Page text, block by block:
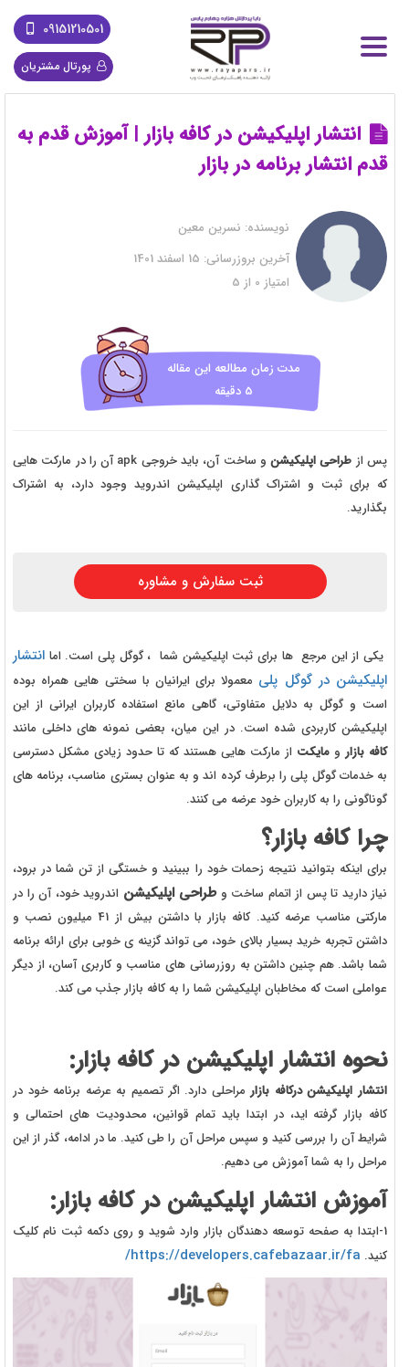
09151210501
پورتال مشتریان
انتشار اپلیکیشن در کافه بازار | آموزش قدم به
قدم انتشار برنامه در بازار
نویسنده: نسرین معین
آخرین بروزرسانی:
امتیاز 0 از 5
مدت زمان مطالعه این مقاله
5 دقیقه
پس از طراحی اپلیکیشن
و ساخت آن، باید خروجی apk آن ‌را در مارکت هایی
که برای ثبت و اشتراک گذاری اپلیکیشن اندروید وجود دارد، به اشتراک
بگذارید.
ثبت سفارش و مشاوره
یکی از این مرجع ها برای ثبت اپلیکیشن شما ، گوگل پلی است. اما انتشار
اپلیکیشن در گوگل پلی معمولا برای ایرانیان با سختی هایی همراه بوده
است و گوگل به دلایل متفاوتی، گاهی مانع استفاده کاربران ایرانی از این
اپلیکیشن کاربردی شده است. در این میان، بعضی نمونه های داخلی مانند
کافه بازار و مایکت از مارکت هایی هستند که تا حدود زیادی مشکل دسترسی
به خدمات گوگل پلی را برطرف کرده اند و به عنوان بستری مناسب، برنامه های
گوناگونی را به کاربران خود عرضه می کنند.
چرا کافه بازار؟
برای اینکه بتوانید نتیجه زحمات خود را ببینید و خستگی از تن شما در برود،
نیاز دارید تا پس از اتمام ساخت وطراحی اپلیکیشن اندروید خود، آن‌ را در
مارکتی مناسب عرضه کنید. کافه بازار با داشتن بیش از 41 میلیون نصب و
داشتن تجربه خرید بسیار بالای خود، می تواند گزینه ی خوبی برای ارائه برنامه
شما باشد. هم چنین داشتن به روزرسانی های مناسب و کاربری آسان، از دیگر
عواملی است که مخاطبان اپلیکیشن شما را به کافه بازار جذب می کند.
نحوه انتشار اپلیکیشن در کافه بازار:
انتشار اپلیکیشن درکافه بازار مراحلی دارد. اگر تصمیم به عرضه برنامه خود در
کافه بازار گرفته اید، در ابتدا باید تمام قوانین، محدودیت های احتمالی و
شرایط آن را بررسی کنید و سپس مراحل آن را طی کنید. ما در ادامه، گذر از این
مراحل را به شما آموزش می دهیم.
آموزش انتشار اپلیکیشن در کافه بازار:
1-ابتدا به صفحه توسعه دهندگان بازار وارد شوید و روی دکمه ثبت نام کلیک
کنید. https://developers.cafebazaar.ir/fa/